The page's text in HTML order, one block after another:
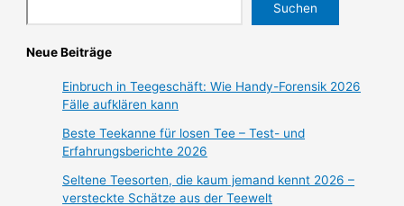
Suchen
Neue Beiträge
Einbruch in Teegeschäft: Wie Handy-Forensik 2026
Fälle aufklären kann
Beste Teekanne für losen Tee – Test- und
Erfahrungsberichte 2026
Seltene Teesorten, die kaum jemand kennt 2026 –
versteckte Schätze aus der Teewelt